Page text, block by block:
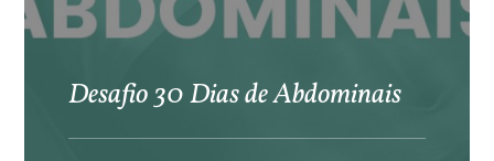
Desafio 30 Dias de Abdominais